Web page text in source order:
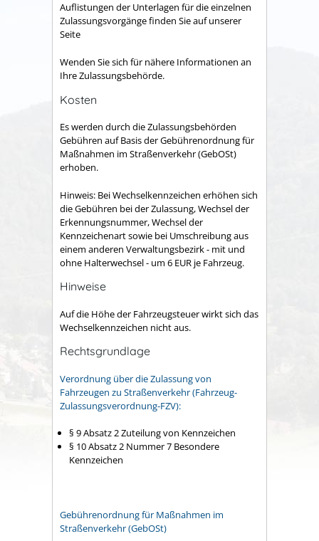
Auflistungen der Unterlagen für die einzelnen
Zulassungsvorgänge finden Sie auf unserer
Seite
Wenden Sie sich für nähere Informationen an
Ihre Zulassungsbehörde.
Kosten
Es werden durch die Zulassungsbehörden
Gebühren auf Basis der Gebührenordnung für
Maßnahmen im Straßenverkehr (GebOSt)
erhoben.
Hinweis: Bei Wechselkennzeichen erhöhen sich
die Gebühren bei der Zulassung, Wechsel der
Erkennungsnummer, Wechsel der
Kennzeichenart sowie bei Umschreibung aus
einem anderen Verwaltungsbezirk - mit und
ohne Halterwechsel - um 6 EUR je Fahrzeug.
Hinweise
Auf die Höhe der Fahrzeugsteuer wirkt sich das
Wechselkennzeichen nicht aus.
Rechtsgrundlage
Verordnung über die Zulassung von
Fahrzeugen zu Straßenverkehr (Fahrzeug-
Zulassungsverordnung-FZV):
§ 9 Absatz 2 Zuteilung von Kennzeichen
§ 10 Absatz 2 Nummer 7 Besondere
Kennzeichen
Gebührenordnung für Maßnahmen im
Straßenverkehr (GebOSt)